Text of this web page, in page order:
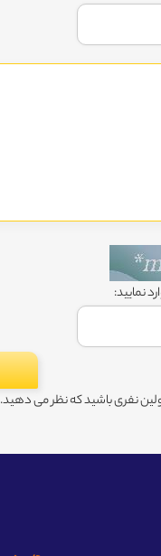
نمایید:
نفری باشید که نظر می دهید.